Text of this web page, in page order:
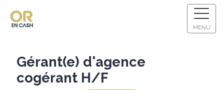
MENU
Gérant(e) d'agence
cogérant H/F